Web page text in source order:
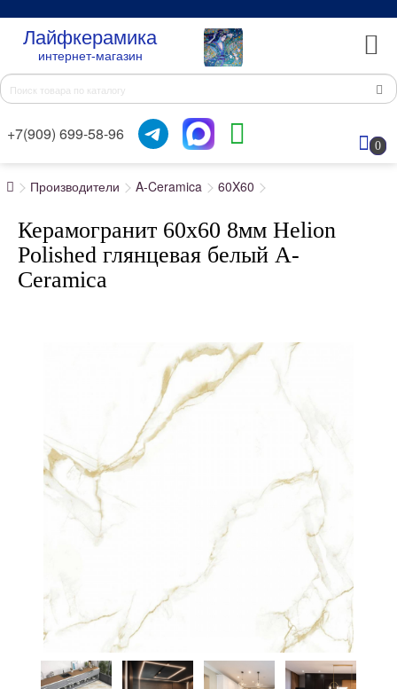
Лайфкерамика
интернет-магазин
+7(909) 699-58-96
0
Производители A-Ceramica 60X60
Керамогранит 60x60 8мм Helion
Polished глянцевая белый A-
Ceramica